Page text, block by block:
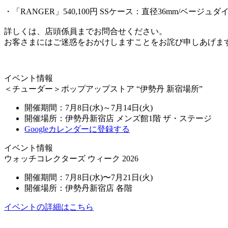
・「RANGER」540,100円 SSケース：直径36mm/ベージュダ
詳しくは、店頭係員までお問合せください。
お客さまにはご迷惑をおかけしますことをお詫び申しあげま
イベント情報
＜チューダー＞ポップアップストア “伊勢丹 新宿場所”
開催期間：7月8日(水)～7月14日(火)
開催場所：伊勢丹新宿店 メンズ館1階 ザ・ステージ
Googleカレンダーに登録する
イベント情報
ウォッチコレクターズ ウィーク 2026
開催期間：7月8日(水)〜7月21日(火)
開催場所：伊勢丹新宿店 各階
イベントの詳細はこちら